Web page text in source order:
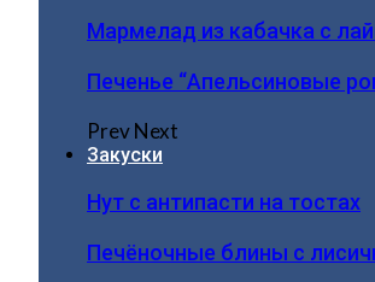
Мармелад из кабачка с
Печенье “Апельсиновые
PrevNext
Закуски
Нут с антипасти на тостах
Печёночные блины с